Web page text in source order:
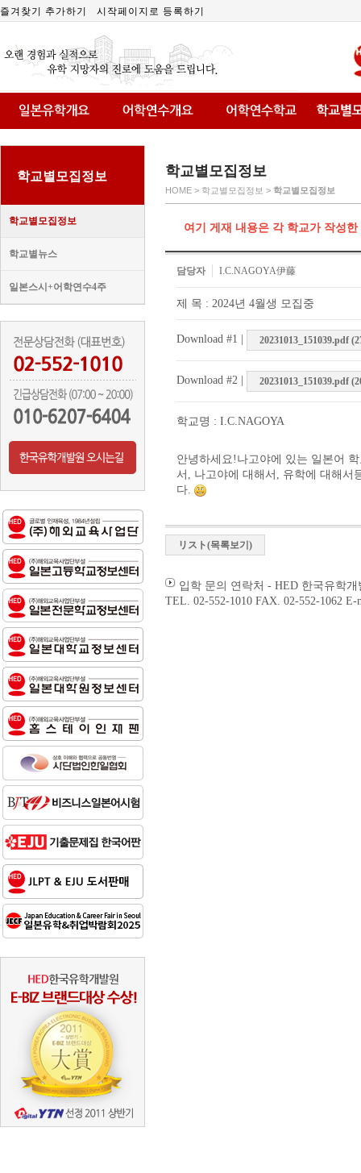
즐겨찾기 추가하기 시작페이지로 등록하기
학교별모집정보
학교별모집정보
학교별뉴스
일본스시+어학연수4주
학교별모집정보
HOME > 학교별모집정보 > 학교별모집정보
여기 게재 내용은 각 학교가 작성
담당자 I.C.NAGOYA伊藤
제 목 : 2024년 4월생 모집중
Download #1 | 20231013_151039.pdf
Download #2 | 20231013_151039.pdf
학교명 : I.C.NAGOYA
안녕하세요!나고야에 있는 일본어
서, 나고야에 대해서, 유학에 대해서
다.
リスト(목록보기)
입학 문의 연락처 - HED 한국유학
TEL. 02-552-1010 FAX. 02-552-1062 E-